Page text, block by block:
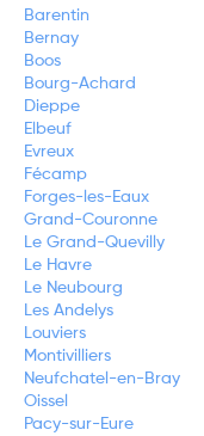
Barentin
Bernay
Boos
Bourg-Achard
Dieppe
Elbeuf
Evreux
Fécamp
Forges-les-Eaux
Grand-Couronne
Le Grand-Quevilly
Le Havre
Le Neubourg
Les Andelys
Louviers
Montivilliers
Neufchatel-en-Bray
Oissel
Pacy-sur-Eure